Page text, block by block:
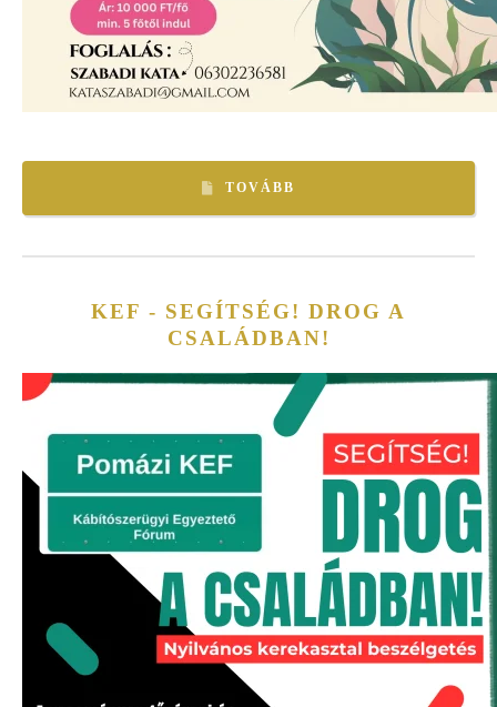
TOVÁBB
KEF - SEGÍTSÉG! DROG A
CSALÁDBAN!